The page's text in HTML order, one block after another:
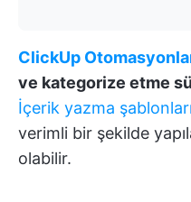
ClickUp
ve kategorize etme
İçerik yazma şablonları
verimli bir şekilde
olabilir.